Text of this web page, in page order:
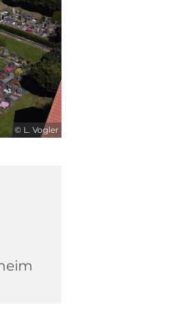
© L. Vogler